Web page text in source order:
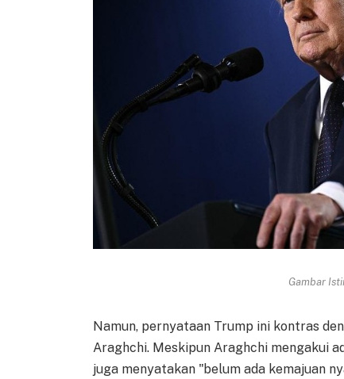
Gambar
Namun, pernyataan Trump ini kontras
Araghchi. Meskipun Araghchi mengakui
juga menyatakan "belum ada kemajuan